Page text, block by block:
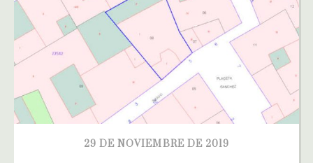
29 DE NOVIEMBRE DE 2019